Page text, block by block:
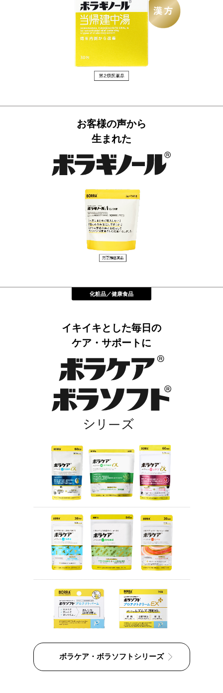
お客様の声から
生まれた
化粧品／健康食品
イキイキとした毎⽇の
ケア・サポートに
ボラケア・ボラソフトシリーズ